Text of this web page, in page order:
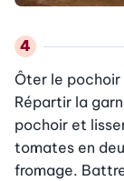
Ôter le pochoir
Répartir la
pochoir et
tomates en
fromage.